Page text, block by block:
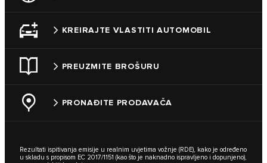
KREIRAJTE VLASTITI AUTOMOBIL
PREUZMITE BROŠURU
PRONAĐITE PRODAVAČA
Rezultati ispitivanja emisije u realnim uvjetima vožnje (RDE), kako je određeno
u skladu s propisom EC 2017/1151 (kao što je naknadno ispravljeno i dopunjeno),